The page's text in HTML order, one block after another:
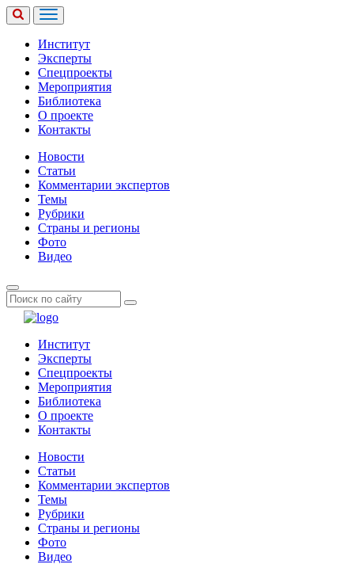
Институт
Эксперты
Спецпроекты
Мероприятия
Библиотека
О проекте
Контакты
Новости
Статьи
Комментарии экспертов
Темы
Рубрики
Страны и регионы
Фото
Видео
Институт
Эксперты
Спецпроекты
Мероприятия
Библиотека
О проекте
Контакты
Новости
Статьи
Комментарии экспертов
Темы
Рубрики
Страны и регионы
Фото
Видео